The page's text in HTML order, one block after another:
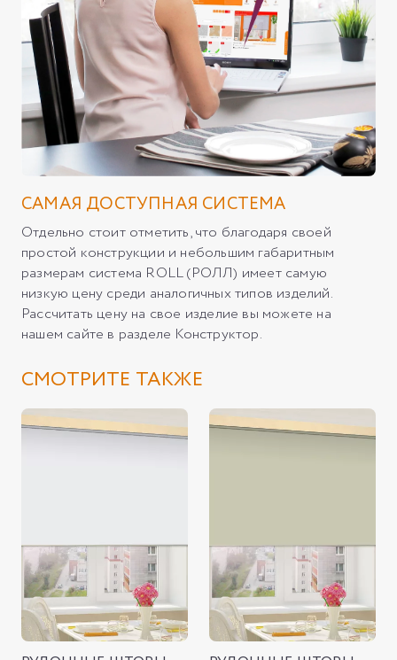
САМАЯ ДОСТУПНАЯ СИСТЕМА
Отдельно стоит отметить, что благодаря своей
простой конструкции и небольшим габаритным
размерам система ROLL (РОЛЛ) имеет самую
низкую цену среди аналогичных типов изделий.
Рассчитать цену на свое изделие вы можете на
нашем сайте в разделе Конструктор.
СМОТРИТЕ ТАКЖЕ